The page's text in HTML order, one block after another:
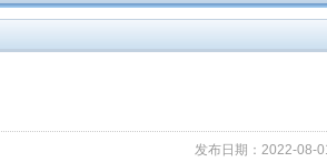
公积金数字人民币应用场景
积金电子证照证明“用证”事项清单
发布日期：2022-08-